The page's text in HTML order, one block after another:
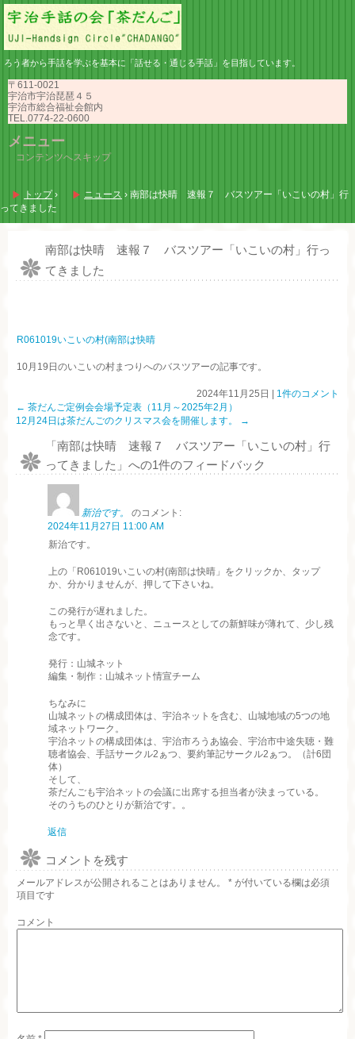
ろう者から手話を学ぶを基本に「話せる・通じる手話」を目指しています。
〒611-0021
宇治市宇治琵琶４５
宇治市総合福祉会館内
TEL.0774-22-0600
メニュー
コンテンツへスキップ
トップ › ニュース › 南部は快晴 速報７ バスツアー「いこいの村」行
ってきました
南部は快晴 速報７ バスツアー「いこいの村」行っ
てきました
R061019いこいの村(南部は快晴
10月19日のいこいの村まつりへのバスツアーの記事です。
2024年11月25日
1件のコメント
← 茶だんご定例会会場予定表（11月～2025年2月）
12月24日は茶だんごのクリスマス会を開催します。
→
「南部は快晴 速報７ バスツアー「いこいの村」行
ってきました 」への1件のフィードバック
新治です。
のコメント:
2024年11月27日 11:00 AM
新治です。
上の「R061019いこいの村(南部は快晴」をクリックか、タップ
か、分かりませんが、押して下さいね。
この発行が遅れました。
もっと早く出さないと、ニュースとしての新鮮味が薄れて、少し残
念です。
発行：山城ネット
編集・制作：山城ネット情宣チーム
ちなみに
山城ネットの構成団体は、宇治ネットを含む、山城地域の5つの地
域ネットワーク。
宇治ネットの構成団体は、宇治市ろうあ協会、宇治市中途失聴・難
聴者協会、手話サークル2ぁつ、要約筆記サークル2ぁつ。（計6団
体）
そして、
茶だんごも宇治ネットの会議に出席する担当者が決まっている。
そのうちのひとりが新治です。。
返信
コメントを残す
メールアドレスが公開されることはありません。 * が付いている欄は必須
項目です
コメント